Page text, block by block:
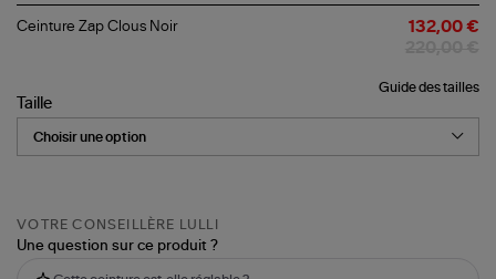
Ceinture
Ceinture Zap Clous Noir 132,00 €
Guide des tailles
Taille
VOTRE CONSEILLÈRE LULLI
Une question sur ce produit ?